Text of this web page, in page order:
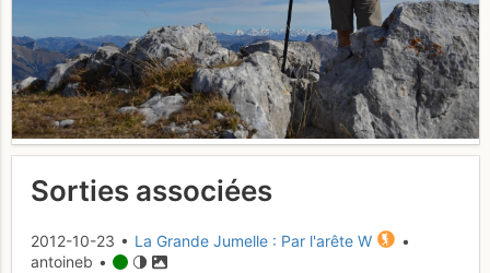
Sorties associées
2012-10-23 • La Grande Jumelle : Par l'arête W
•
antoineb •